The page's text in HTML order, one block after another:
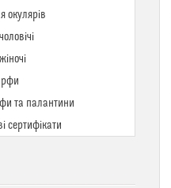
окулярів
та палантини
сертифікати